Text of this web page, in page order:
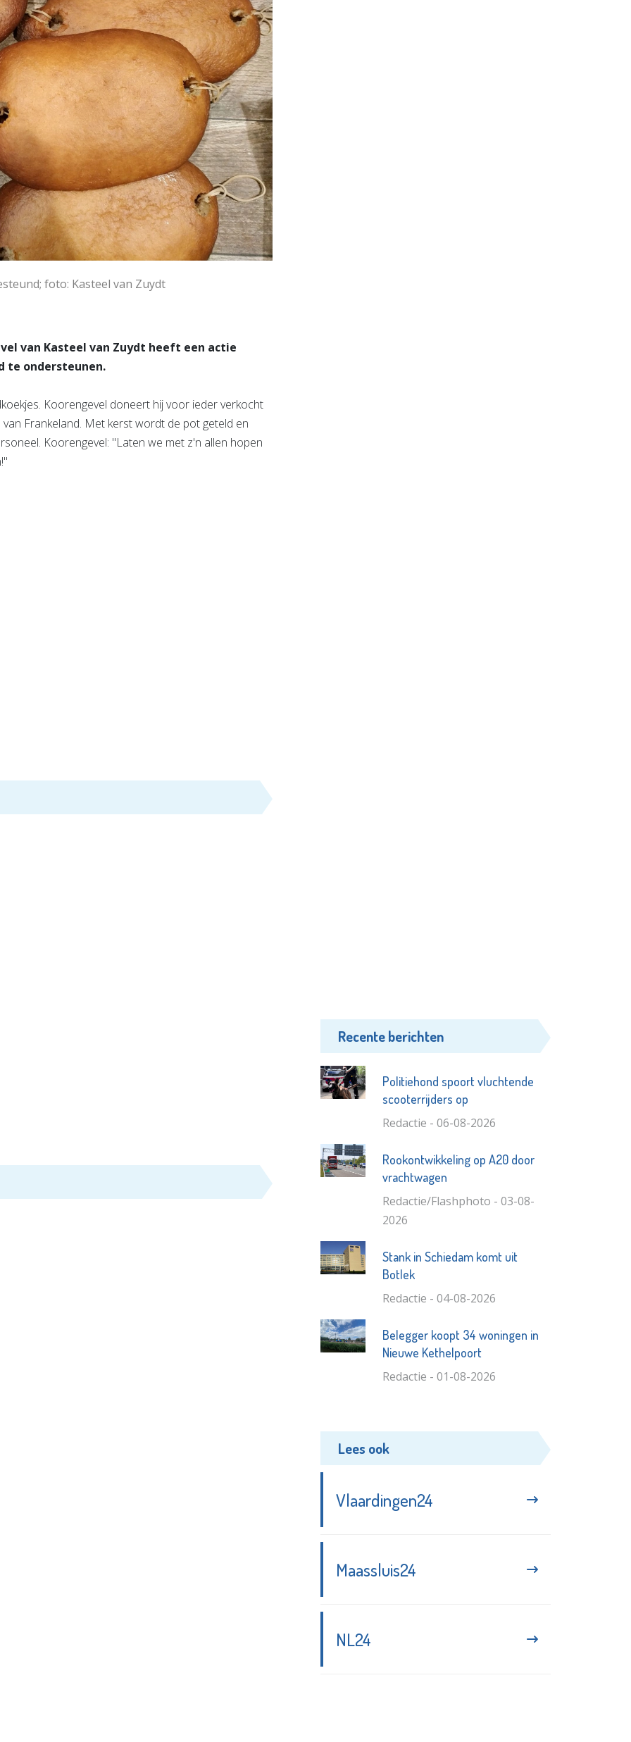
foto: Kasteel van Zuydt
van Kasteel van Zuydt heeft een actie
te ondersteunen.
Koorengevel doneert hij voor ieder verkocht
Frankeland. Met kerst wordt de pot geteld en
Koorengevel: "Laten we met z'n allen hopen
Recente berichten
Politiehond spoort vluchtende
scooterrijders op
Redactie - 06-08-2026
Rookontwikkeling op A20 door
vrachtwagen
Redactie/Flashphoto - 03-08-
2026
Stank in Schiedam komt uit
Botlek
Redactie - 04-08-2026
Belegger koopt 34 woningen in
Nieuwe Kethelpoort
Redactie - 01-08-2026
Lees ook
Vlaardingen24
Maassluis24
NL24